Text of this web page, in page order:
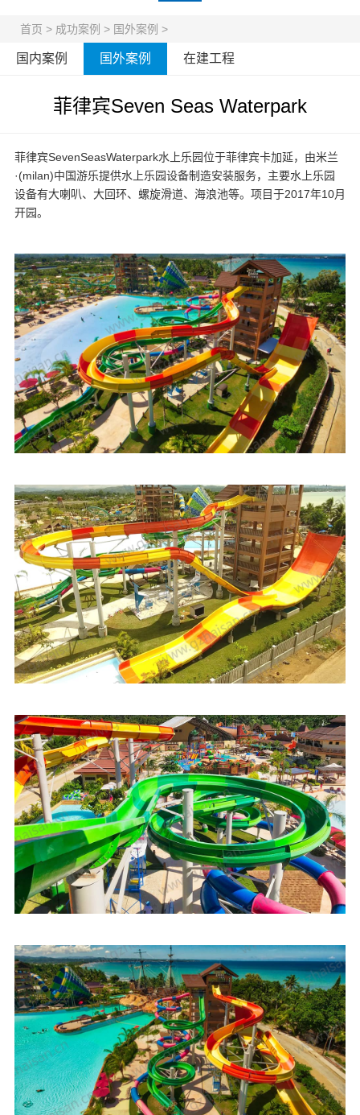
首页 > 成功案例 > 国外案例 >
国内案例 国外案例 在建工程
菲律宾Seven Seas Waterpark
菲律宾SevenSeasWaterpark水上乐园位于菲律宾卡加延，由米兰
·(milan)中国游乐提供水上乐园设备制造安装服务，主要水上乐园
设备有大喇叭、大回环、螺旋滑道、海浪池等。项目于2017年10月
开园。